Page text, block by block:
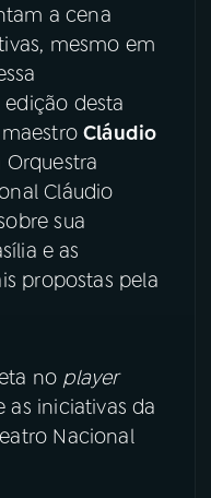
a cena
mesmo em
desta
maestroCláudio
Cláudio
sua
e as
propostas pela
no player
as iniciativas da
Nacional